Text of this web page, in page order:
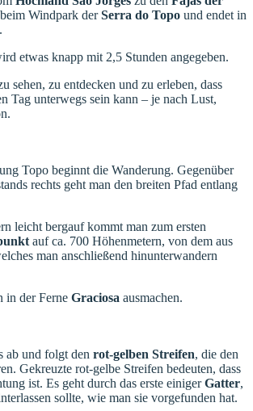
Windpark derSerra do Topo und endet in
etwas knapp mit 2,5 Stunden angegeben.
sehen, zu entdecken und zu erleben, dass
Tag unterwegs sein kann – je nach Lust,
Topo beginnt die Wanderung. Gegenüber
rechts geht man den breiten Pfad entlang
leicht bergauf kommt man zum ersten
auf ca. 700 Höhenmetern, von dem aus
man anschließend hinunterwandern
in der Ferne Graciosa ausmachen.
ab und folgt den rot-gelben Streifen, die den
Gekreuzte rot-gelbe Streifen bedeuten, dass
ist. Es geht durch das erste einigerGatter,
sollte, wie man sie vorgefunden hat.